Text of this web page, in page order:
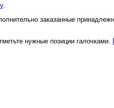
.
заказанные
нужные позиции галочками.